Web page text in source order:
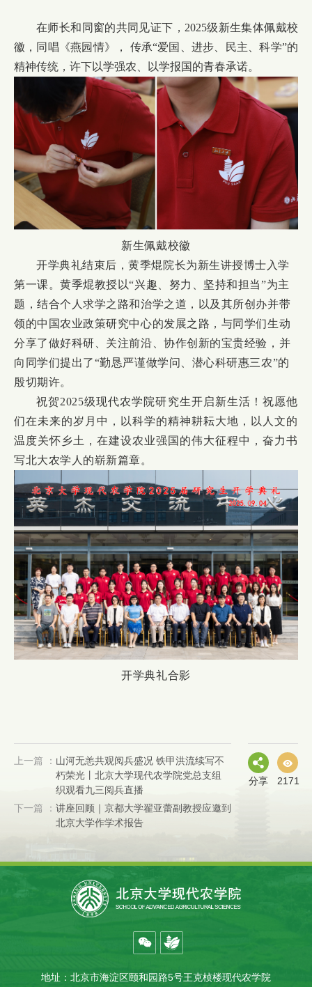
在师长和同窗的共同见证下，2025级新生集体佩戴校
徽，同唱《燕园情》， 传承“爱国、进步、民主、科学”的
精神传统，许下以学强农、以学报国的青春承诺。
新生佩戴校徽
开学典礼结束后，黄季焜院长为新生讲授博士入学
第一课。黄季焜教授以“兴趣、努力、坚持和担当”为主
题，结合个人求学之路和治学之道，以及其所创办并带
领的中国农业政策研究中心的发展之路，与同学们生动
分享了做好科研、关注前沿、协作创新的宝贵经验，并
向同学们提出了“勤恳严谨做学问、潜心科研惠三农”的
殷切期许。
祝贺2025级现代农学院研究生开启新生活！祝愿他
们在未来的岁月中，以科学的精神耕耘大地，以人文的
温度关怀乡土，在建设农业强国的伟大征程中，奋力书
写北大农学人的崭新篇章。
开学典礼合影
分享 2171
上一篇 ： 山河无恙共观阅兵盛况 铁甲洪流续写不
朽荣光丨北京大学现代农学院党总支组
织观看九三阅兵直播
下一篇 ： 讲座回顾｜京都大学翟亚蕾副教授应邀到
北京大学作学术报告
地址：北京市海淀区颐和园路5号王克桢楼现代农学院